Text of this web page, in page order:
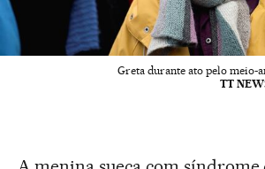
Greta durante ato pelo meio-
TT